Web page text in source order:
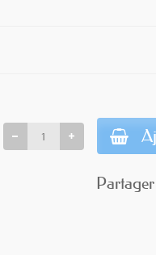
Partager